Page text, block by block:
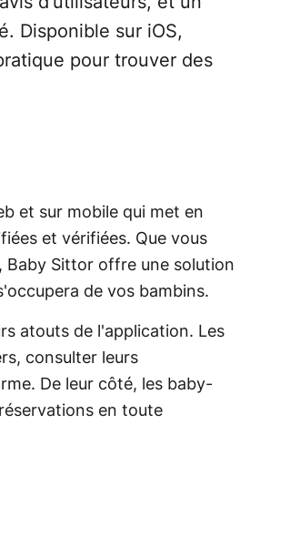
Disponible sur iOS,
pour trouver des
et sur mobile qui met en
et vérifiées. Que vous
Baby Sittor offre une solution
de vos bambins.
atouts de l'application. Les
consulter leurs
De leur côté, les baby-
en toute